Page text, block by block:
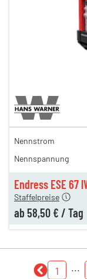
Endress ESE 67
97,00 €
73,00 €
Staffelpreise
ab 58,50 € / Tag
Nennstrom
Nennspannung
1 ...